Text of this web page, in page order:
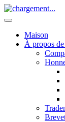
Maison
À propos